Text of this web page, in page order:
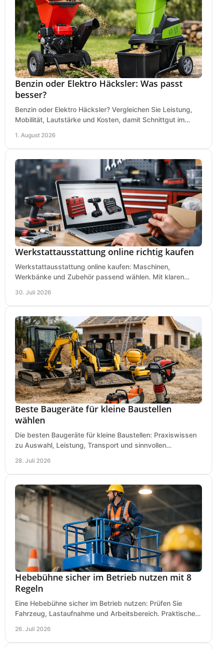
Benzin oder Elektro Häcksler: Was passt
besser?
Benzin oder Elektro Häcksler? Vergleichen Sie Leistung,
Mobilität, Lautstärke und Kosten, damit Schnittgut im
1. August 2026
Werkstattausstattung online richtig kaufen
Werkstattausstattung online kaufen: Maschinen,
Werkbänke und Zubehör passend wählen. Mit klaren
30. Juli 2026
Beste Baugeräte für kleine Baustellen
wählen
Die besten Baugeräte für kleine Baustellen: Praxiswissen
zu Auswahl, Leistung, Transport und sinnvollen
28. Juli 2026
Hebebühne sicher im Betrieb nutzen mit 8
Regeln
Eine Hebebühne sicher im Betrieb nutzen: Prüfen Sie
Fahrzeug, Lastaufnahme und Arbeitsbereich. Praktische
26. Juli 2026